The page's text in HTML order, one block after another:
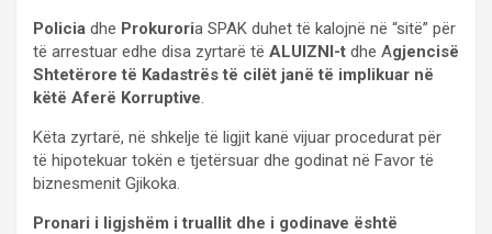
Policia dhe Prokuroria SPAK duhet të kalojnë në “sitë” për
të arrestuar edhe disa zyrtarë të ALUIZNI-t dhe Agjencisë
Shtetërore të Kadastrës të cilët janë të implikuar në
këtë Aferë Korruptive.
Këta zyrtarë, në shkelje të ligjit kanë vijuar procedurat për
të hipotekuar tokën e tjetërsuar dhe godinat në Favor të
biznesmenit Gjikoka.
Pronari i ligjshëm i truallit dhe i godinave është